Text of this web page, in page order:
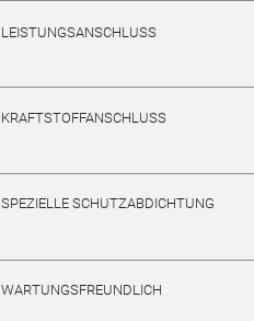
LEISTUNGSANSCHLUSS
KRAFTSTOFFANSCHLUSS
SPEZIELLE SCHUTZABDICHTUNG
WARTUNGSFREUNDLICH